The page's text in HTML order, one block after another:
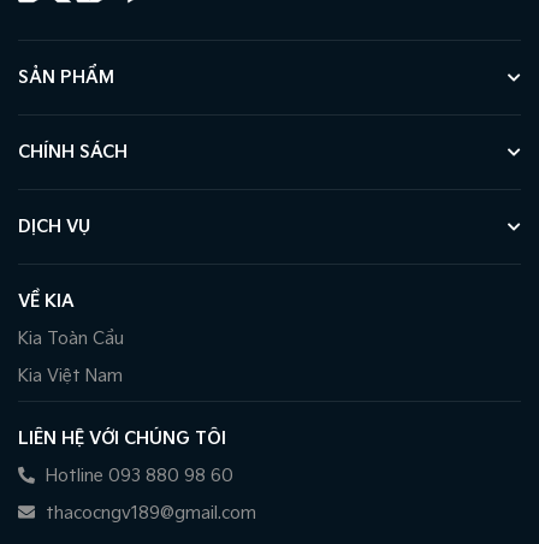
SẢN PHẨM
CHÍNH SÁCH
DỊCH VỤ
VỀ KIA
Kia Toàn Cầu
Kia Việt Nam
LIÊN HỆ VỚI CHÚNG TÔI
Hotline 093 880 98 60
thacocngv189@gmail.com